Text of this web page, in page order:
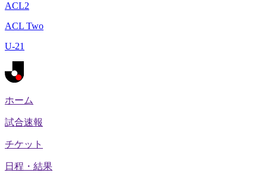
ACL2
ACL Two
U-21
ホーム
試合速報
チケット
日程・結果